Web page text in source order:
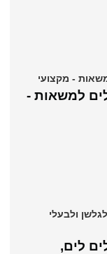
למשאות -
לים,